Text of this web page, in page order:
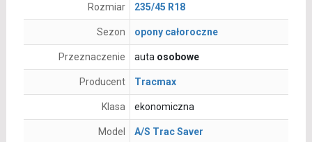
Rozmiar 235/45 R18
Sezon opony całoroczne
Przeznaczenie auta osobowe
Producent Tracmax
Klasa ekonomiczna
Model A/S Trac Saver